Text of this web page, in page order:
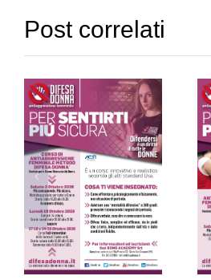
Post correlati
Seminario
Gratuito
Difesa
Donna a
Sesto San
Giovanni